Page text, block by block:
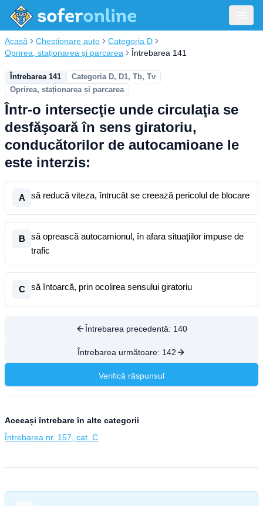
Acasă Chestionare auto
Categoria D
Oprirea, staționarea și parcarea
Întrebarea 141
Întrebarea 141
Categoria D, D1, Tb, Tv
Oprirea, staționarea și parcarea
Într-o intersecţie unde circulaţia se
desfăşoară în sens giratoriu,
conducătorilor de autocamioane le
este interzis:
A să reducă viteza, întrucât se creează pericolul de blocare
B
să oprească autocamionul, în afara situaţiilor impuse de
trafic
C să întoarcă, prin ocolirea sensului giratoriu
Întrebarea precedentă: 140
Întrebarea următoare: 142
Verifică răspunsul
Aceeași întrebare în alte categorii
Întrebarea nr. 157, cat. C